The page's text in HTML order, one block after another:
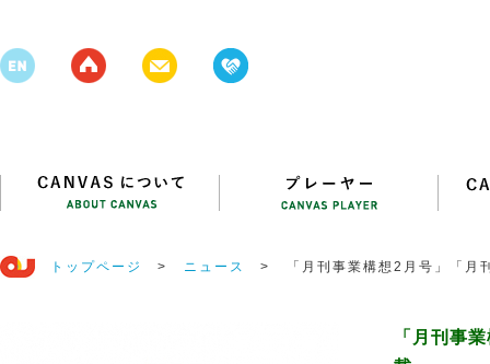
トップページ > ニュース > 「月刊事業構想2月号」「
「月刊事